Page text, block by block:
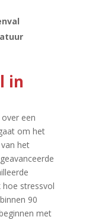
in
een
om het
het
hoe stressvol
90
met